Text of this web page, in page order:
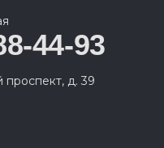
44-93
проспект, д. 39